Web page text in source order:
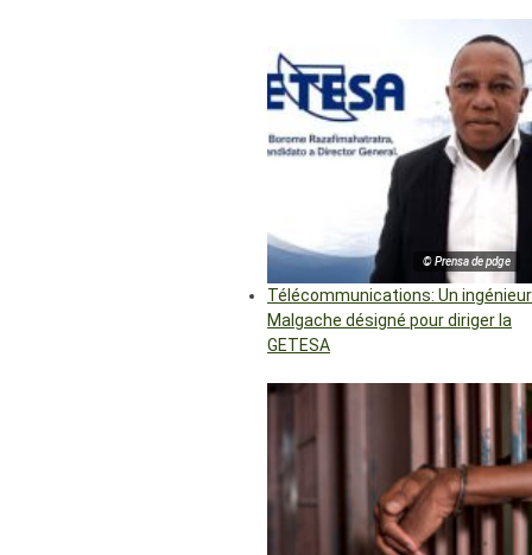
© Prensa de pdge
Télécommunications: Un ingénieur
Malgache désigné pour diriger la
GETESA